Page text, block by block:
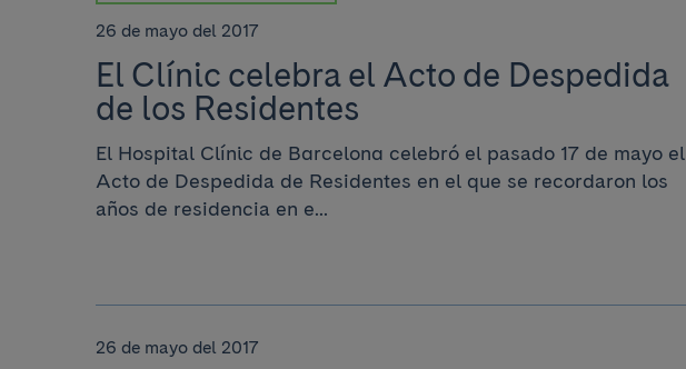
26 de mayo del 2017
El Clínic celebra el Acto de Despedida
de los Residentes
El Hospital Clínic de Barcelona celebró el pasado 17 de mayo el
Acto de Despedida de Residentes en el que se recordaron los
años de residencia en e...
26 de mayo del 2017